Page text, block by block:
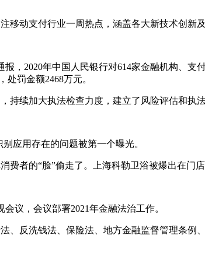
移动支付行业一周热点，涵盖各大新技术创新
，2020年中国人民银行对614家金融机构、
处罚金额2468万元。
持续加大执法检查力度，建立了风险评估和执
应用存在的问题被第一个曝光。
费者的“脸”偷走了。上海科勒卫浴被爆出在门
议，会议部署2021年金融法治工作。
、反洗钱法、保险法、地方金融监督管理条